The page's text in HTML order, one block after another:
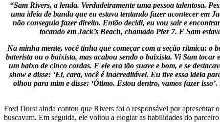
“Sam Rivers, a lenda. Verdadeiramente uma pessoa talentosa.
uma ideia de banda que eu estava tentando fazer acontecer em
não conseguia fazer direito. Então decidi, eu vou sair e
tocando em Jack’s Beach, chamado Pier 7. E Sam
Na minha mente, você tinha que começar com a seção rítmica: o
baterista ou o baixista, mas acabou sendo o baixista. Vi Sam
um baixo de cinco cordas. E ele era tão suave e bom, e se
show e disse: ‘Ei, cara, você é inacreditável. Eu tive essa ideia
olhou para mim e disse: ‘Ótimo. Estou dentro, vamos fazer
Fred Durst ainda contou que Rivers foi o responsável por apresentar
buscavam. Em seguida, ele voltou a elogiar as habilidades do